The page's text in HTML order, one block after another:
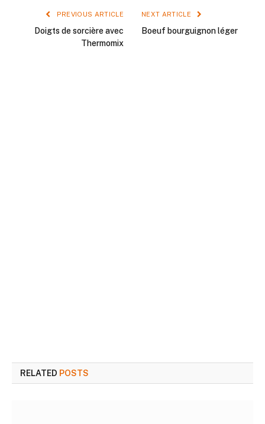
PREVIOUS ARTICLE
Doigts de sorcière avec
Thermomix
NEXT ARTICLE
Boeuf bourguignon léger
RELATED POSTS